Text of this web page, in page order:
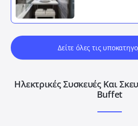
Δείτε όλες τις
Ηλεκτρικές Συσκευές Και
Buffet